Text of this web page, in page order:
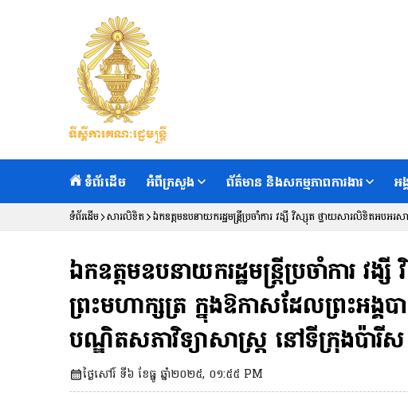
ទំព័រដើម អំពីក្រសួង ព័ត៌មាន និងសកម្មភាពការងារ អ
ទំព័រដើម សារលិខិត ឯកឧត្ដមឧបនាយករដ្ឋមន្ត្រីប្រចាំការ វង្សី វិស្សុត ថ្វាយសារលិខិតអប
ឯកឧត្ដមឧបនាយករដ្ឋមន្ត្រីប្រចាំការ
ព្រះមហាក្សត្រ ក្នុងឱកាសដែលព្រះអង្
បណ្ឌិតសភាវិទ្យាសាស្ត្រ នៅទីក្រុងប៉ារីស
ថ្ងៃសៅរ៍ ទី៦ ខែធ្នូ ឆ្នាំ២០២៥, ០១:៥៥ PM